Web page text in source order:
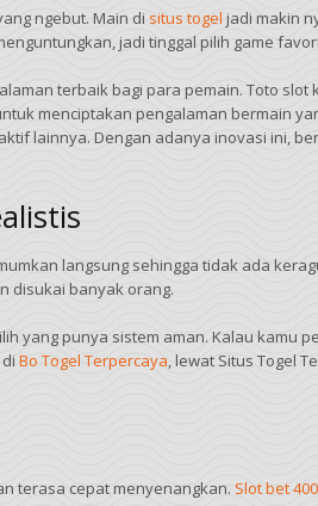
ngebut. Main di situs togel jadi makin
jadi tinggal pilih game
terbaik bagi para pemain. Toto
menciptakan pengalaman bermain
lainnya. Dengan adanya inovasi ini,
langsung sehingga tidak ada
disukai banyak orang.
yang punya sistem aman. Kalau kamu
Bo Togel Terpercaya, lewat Situs Togel
terasa cepat menyenangkan. Slot bet 400